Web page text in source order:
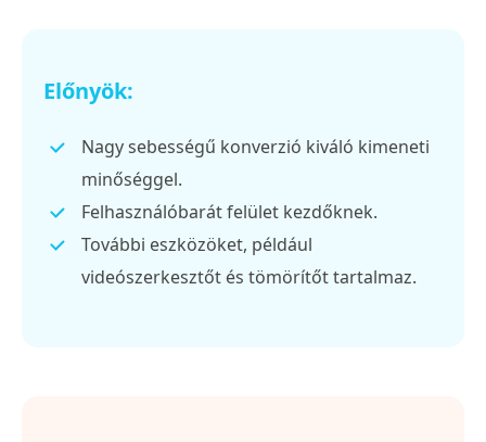
Előnyök:
Nagy sebességű konverzió kiváló kimeneti
minőséggel.
Felhasználóbarát felület kezdőknek.
További eszközöket, például
videószerkesztőt és tömörítőt tartalmaz.